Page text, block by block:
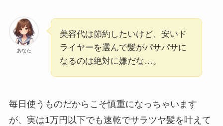
あなた
美容代は節約したいけど、安いド
ライヤーを選んで髪がパサパサに
なるのは絶対に嫌だな…。
毎日使うものだからこそ慎重になっちゃいます
が、実は1万円以下でも速乾でサラツヤ髪を叶えて